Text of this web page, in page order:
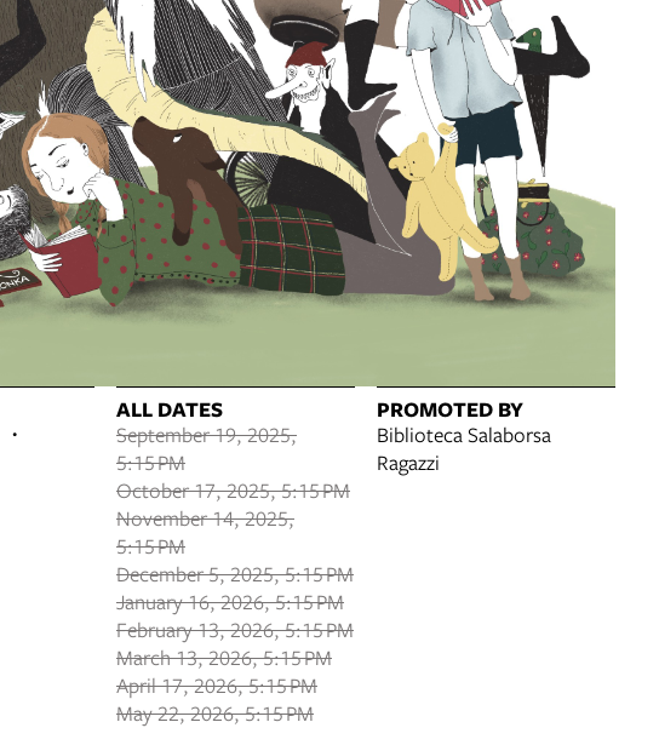
ALL DATES
September 19, 2025,
5:15 PM
October 17, 2025, 5:15 PM
November 14, 2025,
5:15 PM
December 5, 2025, 5:15 PM
January 16, 2026, 5:15 PM
February 13, 2026, 5:15 PM
March 13, 2026, 5:15 PM
April 17, 2026, 5:15 PM
May 22, 2026, 5:15 PM
PROMOTED BY
Biblioteca Salaborsa
Ragazzi